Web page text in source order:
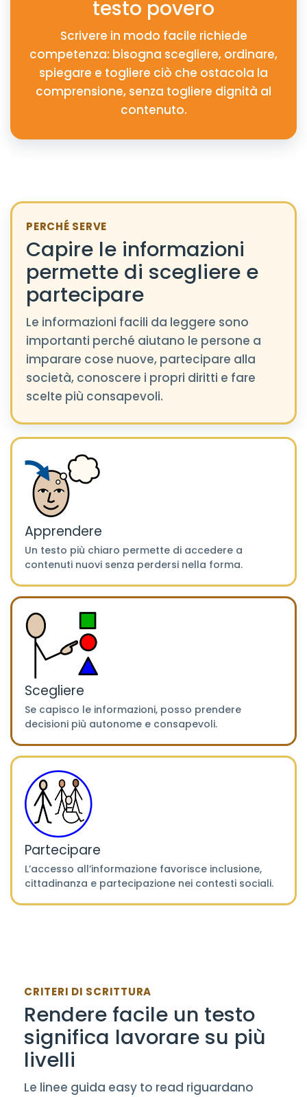
testo povero
Scrivere in modo facile richiede
competenza: bisogna scegliere, ordinare,
spiegare e togliere ciò che ostacola la
comprensione, senza togliere dignità al
contenuto.
PERCHÉ SERVE
Capire le informazioni
permette di scegliere e
partecipare
Le informazioni facili da leggere sono
importanti perché aiutano le persone a
imparare cose nuove, partecipare alla
società, conoscere i propri diritti e fare
scelte più consapevoli.
Apprendere
Un testo più chiaro permette di accedere a
contenuti nuovi senza perdersi nella forma.
Scegliere
Se capisco le informazioni, posso prendere
decisioni più autonome e consapevoli.
Partecipare
L’accesso all’informazione favorisce inclusione,
cittadinanza e partecipazione nei contesti sociali.
CRITERI DI SCRITTURA
Rendere facile un testo
significa lavorare su più
livelli
Le linee guida easy to read riguardano